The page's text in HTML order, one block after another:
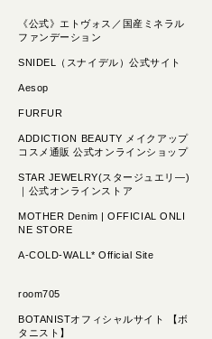
《公式》エトヴォス／国産ミネラル
ファンデーション
SNIDEL（スナイデル）公式サイト
Aesop
FURFUR
ADDICTION BEAUTY メイクアップ
コスメ通販 公式オンラインショップ
STAR JEWELRY(スタージュエリ―)
｜公式オンラインストア
MOTHER Denim | OFFICIAL ONLI
NE STORE
A-COLD-WALL* Official Site
room705
BOTANISTオフィシャルサイト 【ボ
タニスト】